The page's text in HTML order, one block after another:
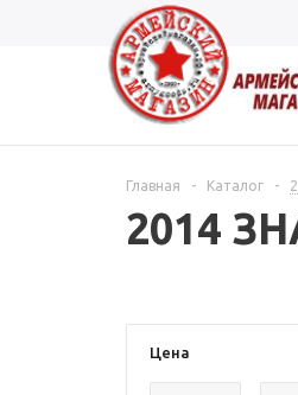
Главная - Каталог -
2014
Цена